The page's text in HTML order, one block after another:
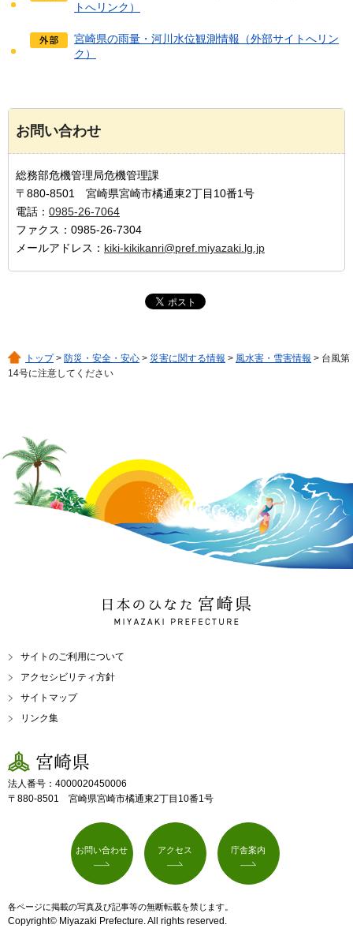
トへリンク）
宮崎県の雨量・河川水位観測情報（外部サイトへリン
ク）
お問い合わせ
総務部危機管理局危機管理課
〒880-8501 宮崎県宮崎市橘通東2丁目10番1号
電話： 0985-26-7064
ファクス：0985-26-7304
メールアドレス： kiki-kikikanri@pref.miyazaki.lg.jp
トップ> 防災・安全・安心 > 災害に関する情報 > 風水害・雪害情報 > 台風第
14号に注意してください
日本のひなた 宮崎県
MIYAZAKI PREFECTURE
サイトのご利用について
アクセシビリティ方針
サイトマップ
リンク集
宮崎県
法人番号：4000020450006
〒880-8501 宮崎県宮崎市橘通東2丁目10番1号
お問い合わせ アクセス 庁舎案内
各ページに掲載の写真及び記事等の無断転載を禁じます。
Copyright© Miyazaki Prefecture. All rights reserved.